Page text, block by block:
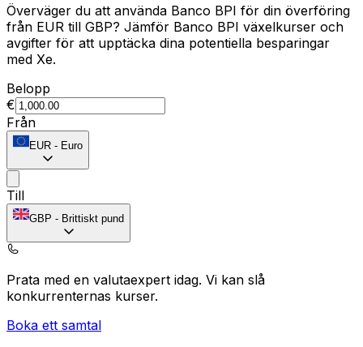
Överväger du att använda Banco BPI för din överföring
från EUR till GBP? Jämför Banco BPI växelkurser och
avgifter för att upptäcka dina potentiella besparingar
med Xe.
Belopp
€
Från
EUR - Euro
Till
GBP - Brittiskt pund
Prata med en valutaexpert idag. Vi kan slå
konkurrenternas kurser.
Boka ett samtal